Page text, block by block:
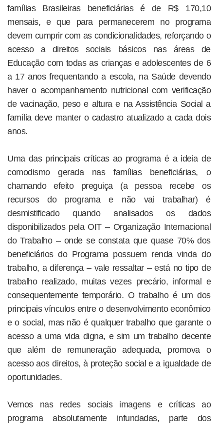
famílias Brasileiras beneficiárias é de R$ 170,10
mensais, e que para permanecerem no programa
devem cumprir com as condicionalidades, reforçando o
acesso a direitos sociais básicos nas áreas de
Educação com todas as crianças e adolescentes de 6
a 17 anos frequentando a escola, na Saúde devendo
haver o acompanhamento nutricional com verificação
de vacinação, peso e altura e na Assistência Social a
família deve manter o cadastro atualizado a cada dois
anos.
Uma das principais críticas ao programa é a ideia de
comodismo gerada nas famílias beneficiárias, o
chamando efeito preguiça (a pessoa recebe os
recursos do programa e não vai trabalhar) é
desmistificado quando analisados os dados
disponibilizados pela OIT – Organização Internacional
do Trabalho – onde se constata que quase 70% dos
beneficiários do Programa possuem renda vinda do
trabalho, a diferença – vale ressaltar – está no tipo de
trabalho realizado, muitas vezes precário, informal e
consequentemente temporário. O trabalho é um dos
principais vínculos entre o desenvolvimento econômico
e o social, mas não é qualquer trabalho que garante o
acesso a uma vida digna, e sim um trabalho decente
que além de remuneração adequada, promova o
acesso aos direitos, à proteção social e a igualdade de
oportunidades.
Vemos nas redes sociais imagens e críticas ao
programa absolutamente infundadas, parte dos